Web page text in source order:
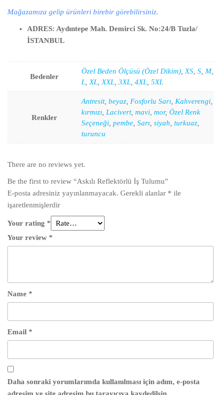
Mağazamıza gelip ürünleri birebir görebilirsiniz.
ADRES: Aydıntepe Mah. Demirci Sk. No:24/B Tuzla/
İSTANBUL
Bedenler
Özel Beden Ölçüsü (Özel Dikim),XS, S, M,
L,XL,XXL, 3XL, 4XL, 5XL
Renkler
Antresit, beyaz, Fosforlu Sarı, Kahverengi,
kırmızı, Lacivert, mavi, mor, Özel Renk
Seçeneği, pembe, Sarı, siyah, turkuaz,
turuncu
There are no reviews yet.
Be the first to review “Askılı Reflektörlü İş Tulumu”
E-posta adresiniz yayınlanmayacak. Gerekli alanlar * ile
işaretlenmişlerdir
Your rating *
Your review *
Name *
Email *
Daha sonraki yorumlarımda kullanılması için adım, e-posta